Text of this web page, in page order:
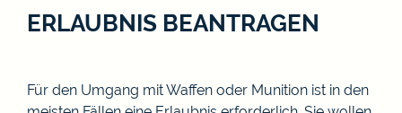
ERLAUBNIS BEANTRAGEN
Für den Umgang mit Waffen oder Munition ist in den